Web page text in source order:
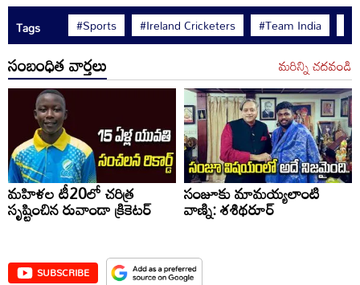
Tags #Sports #Ireland Cricketers #Team India
సంబంధిత వార్తలు మరిన్ని చదవండి
మహిళల టీ20లో చరిత్ర
సృష్టించిన రువాండా క్రికెటర్
సంజూకు మామయ్యలాంటి
వాణ్ని: శశిథరూర్
SUBSCRIBE